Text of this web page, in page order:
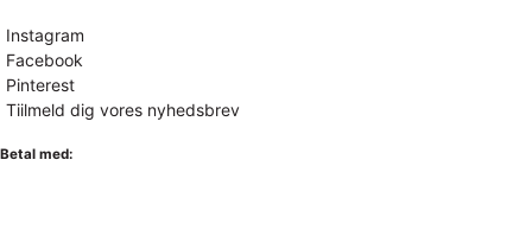
Instagram
Facebook
Pinterest
Tiilmeld dig vores nyhedsbrev
Betal med: